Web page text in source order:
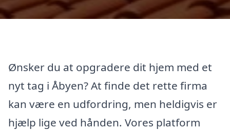
Ønsker du at opgradere dit hjem med et
nyt tag i Åbyen? At finde det rette firma
kan være en udfordring, men heldigvis er
hjælp lige ved hånden. Vores platform